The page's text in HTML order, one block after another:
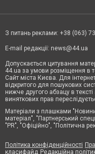
З питань реклами: +38 (063)
E-mail редакції: news@44.ua
Допускається цитування
44.ua за умови розміщення в
Сайт міста Києва. Для
відкритого для пошукових
нижче другого абзацу в
виняткових прав
Матеріали з плашками
матеріал", "Партнерський
"PR", "Офіційно", "Політична
Політика конфіденційності
класифайд Редакційна